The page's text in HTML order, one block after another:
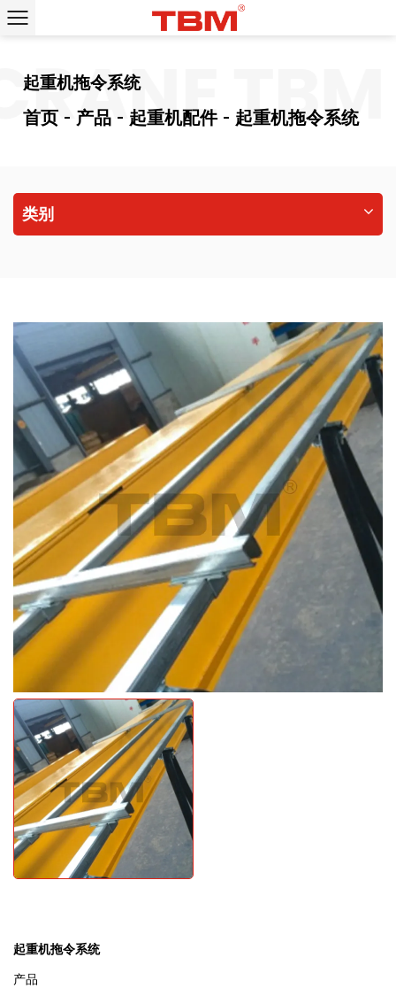
TBM
起重机拖令系统
首页 产品 起重机配件 起重机拖令系统
类别
起重机拖令系统
产品